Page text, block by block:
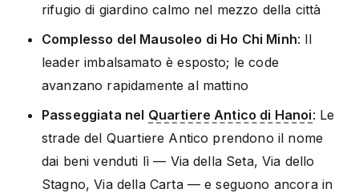
rifugio di giardino calmo nel mezzo della città
Complesso del Mausoleo di Ho Chi Minh: Il
leader imbalsamato è esposto; le code
avanzano rapidamente al mattino
Passeggiata nel Quartiere Antico di Hanoi: Le
strade del Quartiere Antico prendono il nome
dai beni venduti lì — Via della Seta, Via dello
Stagno, Via della Carta — e seguono ancora in